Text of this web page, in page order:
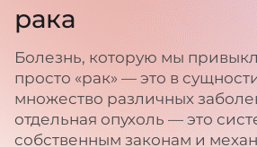
рака
Болезнь, которую мы
просто «рак» — это в
множество различных
отдельная опухоль — это
собственным законам и